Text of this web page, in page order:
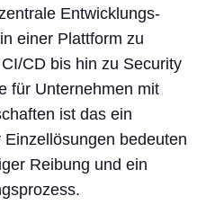
Entwicklungs-
einer Plattform zu
CD bis hin zu Security
für Unternehmen mit
ist das ein
bedeuten
Reibung und ein